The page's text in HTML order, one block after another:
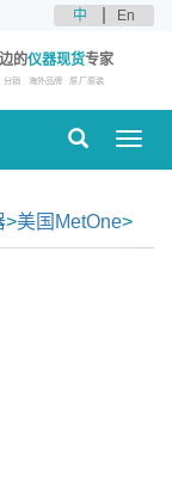
中 En
的仪器现货专家
分销 海外品牌 原厂原装
>美国MetOne>